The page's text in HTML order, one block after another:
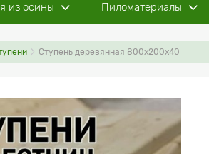
из осины Пиломатериалы
Ступень деревянная 800x200x40